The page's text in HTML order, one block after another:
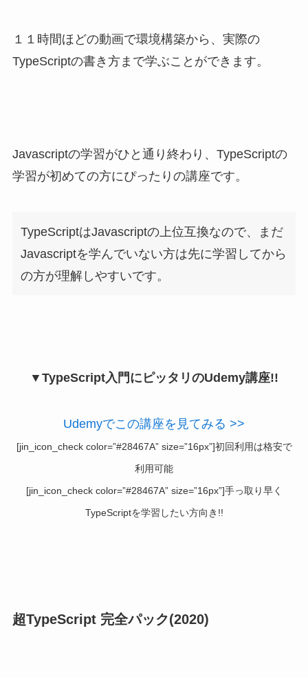
１１時間ほどの動画で環境構築から、実際の
TypeScriptの書き方まで学ぶことができます。
Javascriptの学習がひと通り終わり、TypeScriptの
学習が初めての方にぴったりの講座です。
TypeScriptはJavascriptの上位互換なので、まだ
Javascriptを学んでいない方は先に学習してから
の方が理解しやすいです。
▼TypeScript入門にピッタリのUdemy講座!!
Udemyでこの講座を見てみる >>
[jin_icon_check color=”#28467A” size=”16px”]初回利用は格安で
利用可能
[jin_icon_check color=”#28467A” size=”16px”]手っ取り早く
TypeScriptを学習したい方向き!!
超TypeScript 完全パック(2020)